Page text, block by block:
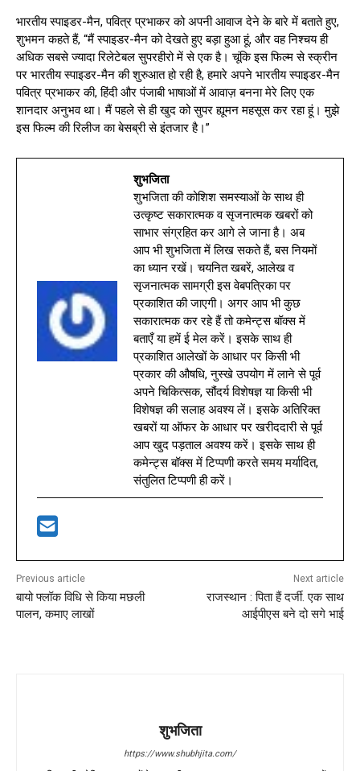
भारतीय स्पाइडर-मैन, पवित्र प्रभाकर को अपनी आवाज देने के बारे में बताते हुए,
शुभमन कहते हैं, “मैं स्पाइडर-मैन को देखते हुए बड़ा हुआ हूं, और वह निश्चय ही
अधिक सबसे ज्यादा रिलेटेबल सुपरहीरो में से एक है। चूंकि इस फिल्म से स्क्रीन
पर भारतीय स्पाइडर-मैन की शुरुआत हो रही है, हमारे अपने भारतीय स्पाइडर-मैन
पवित्र प्रभाकर की, हिंदी और पंजाबी भाषाओं में आवाज़ बनना मेरे लिए एक
शानदार अनुभव था। मैं पहले से ही खुद को सुपर ह्यूमन महसूस कर रहा हूं। मुझे
इस फिल्म की रिलीज का बेसब्री से इंतजार है।”
शुभजिता
शुभजिता की कोशिश समस्याओं के साथ ही
उत्कृष्ट सकारात्मक व सृजनात्मक खबरों को
साभार संग्रहित कर आगे ले जाना है। अब
आप भी शुभजिता में लिख सकते हैं, बस नियमों
का ध्यान रखें। चयनित खबरें, आलेख व
सृजनात्मक सामग्री इस वेबपत्रिका पर
प्रकाशित की जाएगी। अगर आप भी कुछ
सकारात्मक कर रहे हैं तो कमेन्ट्स बॉक्स में
बताएँ या हमें ई मेल करें। इसके साथ ही
प्रकाशित आलेखों के आधार पर किसी भी
प्रकार की औषधि, नुस्खे उपयोग में लाने से पूर्व
अपने चिकित्सक, सौंदर्य विशेषज्ञ या किसी भी
विशेषज्ञ की सलाह अवश्य लें। इसके अतिरिक्त
खबरों या ऑफर के आधार पर खरीददारी से पूर्व
आप खुद पड़ताल अवश्य करें। इसके साथ ही
कमेन्ट्स बॉक्स में टिप्पणी करते समय मर्यादित,
संतुलित टिप्पणी ही करें।
Previous article
बायो फ्लॉक विधि से किया मछली
पालन, कमाए लाखों
Next article
राजस्थान : पिता हैं दर्जी. एक साथ
आईपीएस बने दो सगे भाई
शुभजिता
https://www.shubhjita.com/